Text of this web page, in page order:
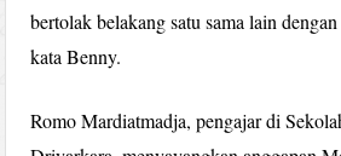
bertolak belakang satu sama lain
kata Benny.
Romo Mardiatmadja, pengajar di